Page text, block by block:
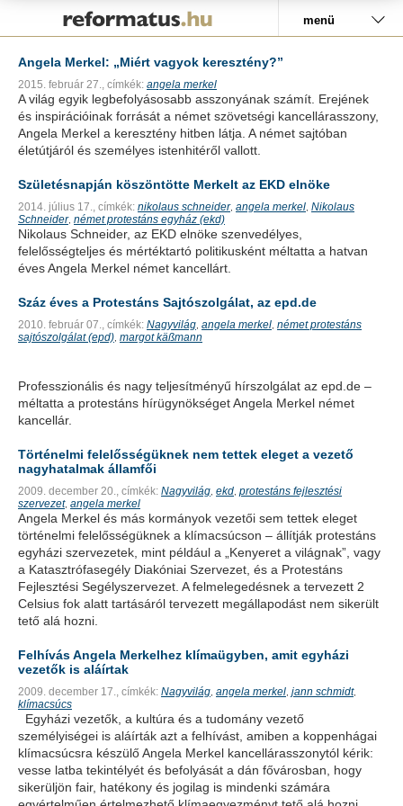
menü
Angela Merkel: „Miért vagyok keresztény?”
2015. február 27., címkék: angela merkel
A világ egyik legbefolyásosabb asszonyának számít. Erejének
és inspirációinak forrását a német szövetségi kancellárasszony,
Angela Merkel a keresztény hitben látja. A német sajtóban
életútjáról és személyes istenhitéről vallott.
Születésnapján köszöntötte Merkelt az EKD elnöke
2014. július 17., címkék: nikolaus schneider, angela merkel Nikolaus
Schneider, német protestáns egyház (ekd)
Nikolaus Schneider, az EKD elnöke szenvedélyes,
felelősségteljes és mértéktartó politikusként méltatta a hatvan
éves Angela Merkel német kancellárt.
Száz éves a Protestáns Sajtószolgálat, az epd.de
2010. február 07., címkék: Nagyvilág angela merkel német protestáns
sajtószolgálat (epd) margot käßmann
Professzionális és nagy teljesítményű hírszolgálat az epd.de –
méltatta a protestáns hírügynökséget Angela Merkel német
kancellár.
Történelmi felelősségüknek nem tettek eleget a vezető
nagyhatalmak államfői
2009. december 20., címkék: Nagyvilág ekd protestáns fejlesztési
szervezet, angela merkel
Angela Merkel és más kormányok vezetői sem tettek eleget
történelmi felelősségüknek a klímacsúcson – állítják protestáns
egyházi szervezetek, mint például a „Kenyeret a világnak”, vagy
a Katasztrófasegély Diakóniai Szervezet, és a Protestáns
Fejlesztési Segélyszervezet. A felmelegedésnek a tervezett 2
Celsius fok alatt tartásáról tervezett megállapodást nem sikerült
tető alá hozni.
Felhívás Angela Merkelhez klímaügyben, amit egyházi
vezetők is aláírtak
2009. december 17., címkék: Nagyvilág angela merkel jann schmidt,
klímacsúcs
Egyházi vezetők, a kultúra és a tudomány vezető
személyiségei is aláírták azt a felhívást, amiben a koppenhágai
klímacsúcsra készülő Angela Merkel kancellárasszonytól kérik:
vesse latba tekintélyét és befolyását a dán fővárosban, hogy
sikerüljön fair, hatékony és jogilag is mindenki számára